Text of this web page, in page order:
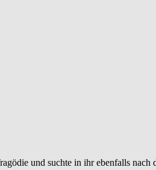
und suchte in ihr ebenfalls nach